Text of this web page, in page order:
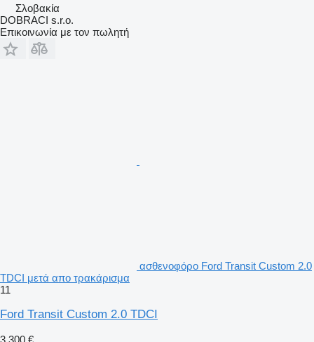
Σλοβακία
DOBRACI s.r.o.
Επικοινωνία με τον πωλητή
ασθενοφόρο Ford Transit Custom 2.0
TDCI μετά απο τρακάρισμα
11
Ford Transit Custom 2.0 TDCI
3.300 €